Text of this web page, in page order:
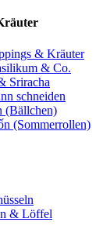
& Kräuter
& Co.
Sriracha
schneiden
(Bällchen)
(Sommerrollen)
& Löffel